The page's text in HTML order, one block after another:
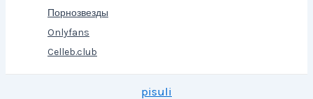
Порнозвезды
Onlyfans
Celleb.club
pisuli